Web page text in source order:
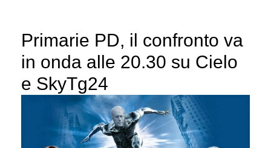
Primarie PD, il confronto va
in onda alle 20.30 su Cielo
e SkyTg24